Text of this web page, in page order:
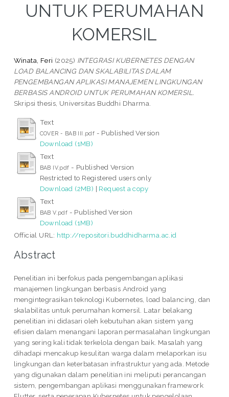
UNTUK PERUMAHAN
KOMERSIL
Winata, Feri (2025) INTEGRASI KUBERNETES DENGAN
LOAD BALANCING DAN SKALABILITAS DALAM
PENGEMBANGAN APLIKASI MANAJEMEN LINGKUNGAN
BERBASIS ANDROID UNTUK PERUMAHAN KOMERSIL.
Skripsi thesis, Universitas Buddhi Dharma.
Text
COVER - BAB III.pdf - Published Version
Download (1MB)
Text
BAB IV.pdf - Published Version
Restricted to Registered users only
Download (2MB) | Request a copy
Text
BAB V.pdf - Published Version
Download (1MB)
Official URL: http://repositori.buddhidharma.ac.id
Abstract
Penelitian ini berfokus pada pengembangan aplikasi
manajemen lingkungan berbasis Android yang
mengintegrasikan teknologi Kubernetes, load balancing, dan
skalabilitas untuk perumahan komersil. Latar belakang
penelitian ini didasari oleh kebutuhan akan sistem yang
efisien dalam menangani laporan permasalahan lingkungan
yang sering kali tidak terkelola dengan baik. Masalah yang
dihadapi mencakup kesulitan warga dalam melaporkan isu
lingkungan dan keterbatasan infrastruktur yang ada. Metode
yang digunakan dalam penelitian ini meliputi perancangan
sistem, pengembangan aplikasi menggunakan framework